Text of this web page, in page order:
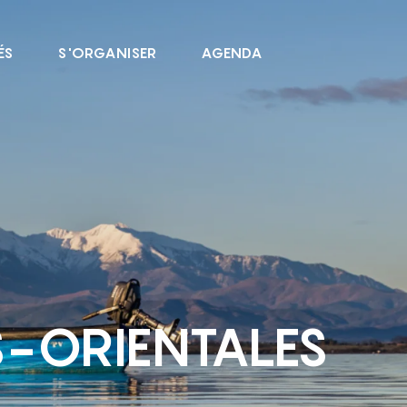
S'ORGANISER AGENDA
ORIENTALES